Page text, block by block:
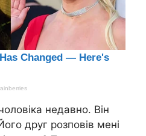
недавно. Він
друг розповів мені